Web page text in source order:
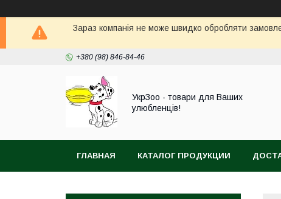
Зараз компанія не може швидко обробляти
+380 (98) 846-84-46
УкрЗоо - товари для Ваших
улюбленців!
ГЛАВНАЯ КАТАЛОГ ПРОДУКЦИИ